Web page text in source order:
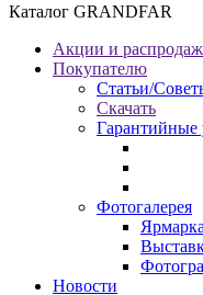
Каталог GRANDFAR
Акции и
Покупателю
Статьи/
Скачать
Гарантийные
Фотогалерея
Новости